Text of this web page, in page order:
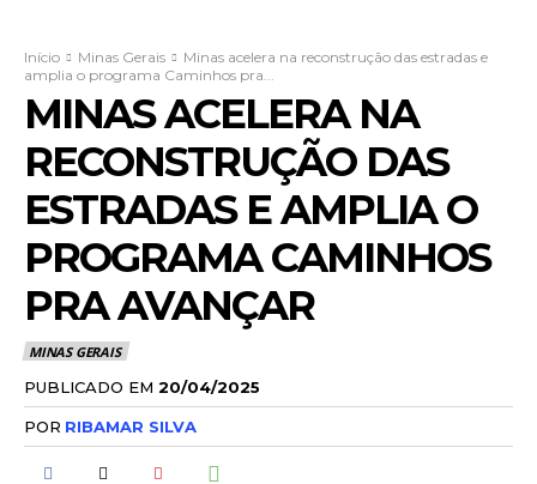
Início Minas Gerais
Minas acelera na reconstrução das estradas e
amplia o programa Caminhos pra...
MINAS ACELERA NA
RECONSTRUÇÃO DAS
ESTRADAS E AMPLIA O
PROGRAMA CAMINHOS
PRA AVANÇAR
MINAS GERAIS
PUBLICADO EM 20/04/2025
POR RIBAMAR SILVA